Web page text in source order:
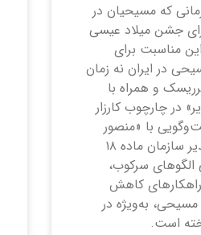
که مسیحیان در
جشن میلاد عیسی
مناسبت برای
در ایران نه زمان
و همراه با
در چارچوب کارزار
با «منصور
برجی»، بنیان‌گذار و مدیر سازمان ماده ۱۸
الگوهای سرکوب،
کاهش
به‌ویژه در
است.